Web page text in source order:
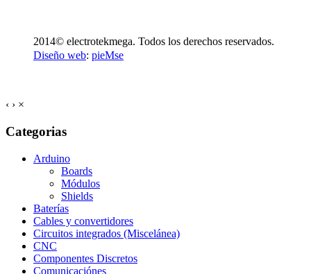
2014© electrotekmega. Todos los derechos reservados.
Diseño web: pieMse
‹ › ×
Categorias
Arduino
Boards
Módulos
Shields
Baterías
Cables y convertidores
Circuitos integrados (Miscelánea)
CNC
Componentes Discretos
Comunicaciónes